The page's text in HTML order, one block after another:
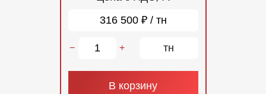
316 500 ₽ / тн
− + тн
В корзину